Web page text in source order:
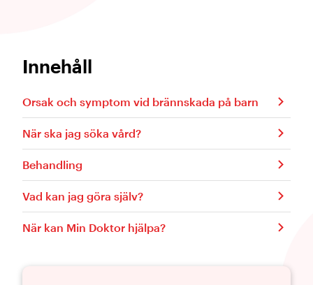
Innehåll
Orsak och symptom vid brännskada på barn
När ska jag söka vård?
Behandling
Vad kan jag göra själv?
När kan Min Doktor hjälpa?